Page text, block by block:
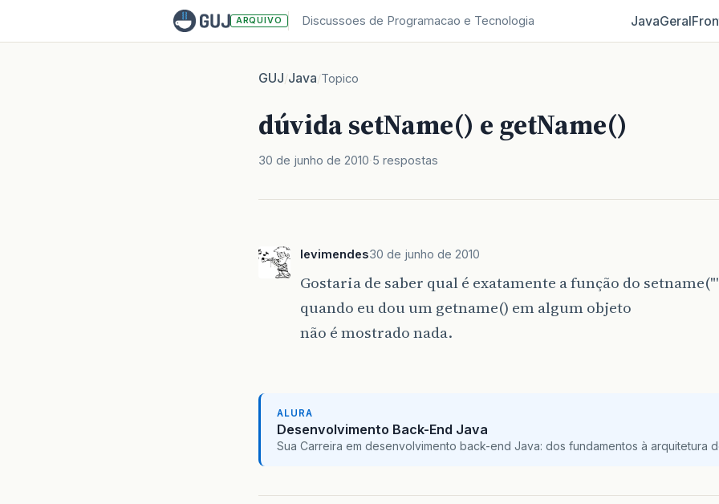
ARQUIVO Discussoes de Programacao e Tecnologia JavaGeral
GUJ/Java/Topico
dúvida setName() e getName()
30 de junho de 2010 5 respostas
levimendes30 de junho de 2010
Gostaria de saber qual é exatamente a função do
quando eu dou um getname() em algum objeto
não é mostrado nada.
ALURA
Desenvolvimento Back-End Java
Sua Carreira em desenvolvimento back-end Java: dos fundamentos à arquitetura